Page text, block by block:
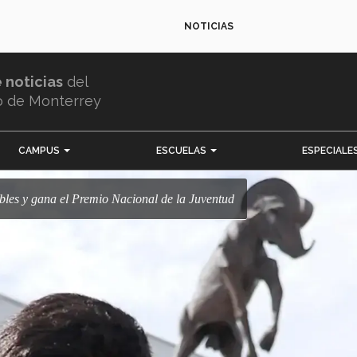
NOTICIAS
noticias del
de Monterrey
CAMPUS ESCUELAS
y gana el Premio Nacional de la Juventud